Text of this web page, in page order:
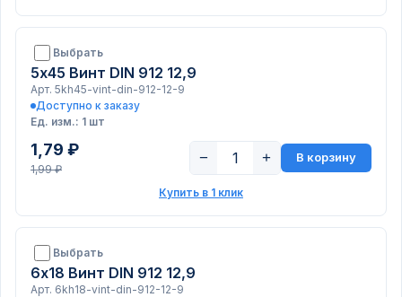
Выбрать
5х45 Винт DIN 912 12,9
Арт. 5kh45-vint-din-912-12-9
Доступно к заказу
Ед. изм.: 1 шт
1,79 ₽
1,99 ₽
− + В корзину
Купить в 1 клик
Выбрать
6х18 Винт DIN 912 12,9
Арт. 6kh18-vint-din-912-12-9